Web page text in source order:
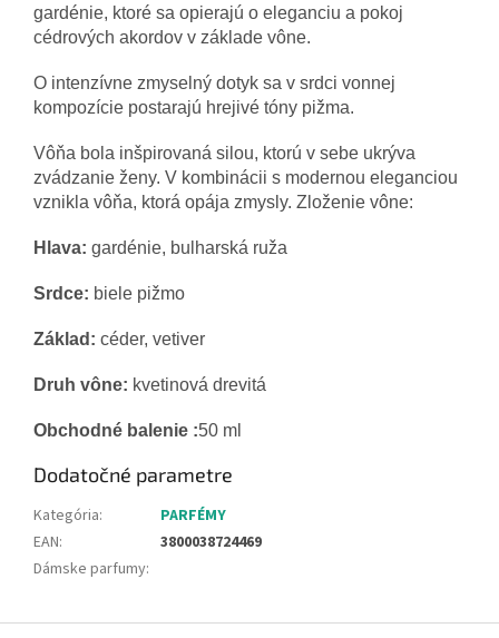
gardénie, ktoré sa opierajú o eleganciu a pokoj
cédrových akordov v základe vône.
O intenzívne zmyselný dotyk sa v srdci vonnej
kompozície postarajú hrejivé tóny pižma.
Vôňa bola inšpirovaná silou, ktorú v sebe ukrýva
zvádzanie ženy. V kombinácii s modernou eleganciou
vznikla vôňa, ktorá opája zmysly. Zloženie vône:
Hlava: gardénie, bulharská ruža
Srdce: biele pižmo
Základ : céder, vetiver
Druh vône: kvetinová drevitá
Obchodné balenie :50 ml
Dodatočné parametre
Kategória:
PARFÉMY
EAN:
3800038724469
Dámske parfumy: